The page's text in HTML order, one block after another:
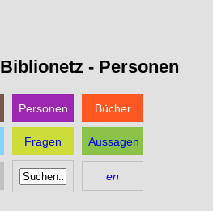
- Personen
Personen Bücher
Fragen Aussagen
en